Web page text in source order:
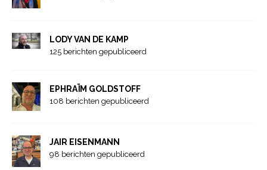
LODY VAN DE KAMP
125 berichten gepubliceerd
EPHRAÏM GOLDSTOFF
108 berichten gepubliceerd
JAIR EISENMANN
98 berichten gepubliceerd